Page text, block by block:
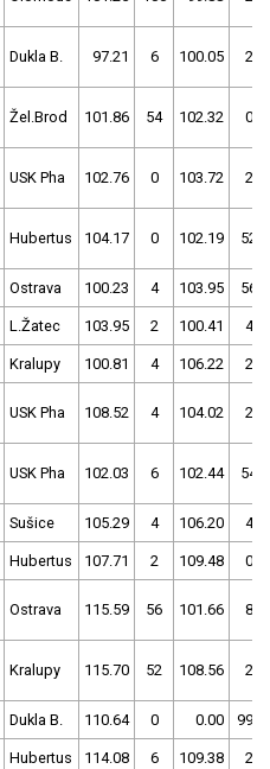
Dukla B. 97.21 6 100.05 2
Žel.Brod 101.86 54 102.32 0
USK Pha 102.76 0 103.72 2
Hubertus 104.17 0 102.19 52
Ostrava 100.23 4 103.95 56
L.Žatec 103.95 2 100.41 4
Kralupy 100.81 4 106.22 2
USK Pha 108.52 4 104.02 2
USK Pha 102.03 6 102.44 54
Sušice 105.29 4 106.20 4
Hubertus 107.71 2 109.48 0
Ostrava 115.59 56 101.66 8
Kralupy 115.70 52 108.56 2
Dukla B. 110.64 0 0.00 999
Hubertus 114.08 6 109.38 2